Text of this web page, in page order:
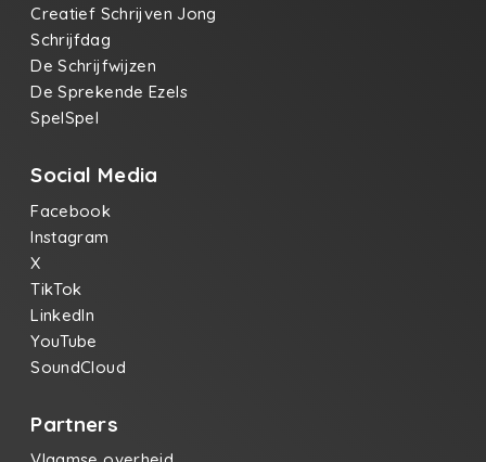
Creatief Schrijven Jong
Schrijfdag
De Schrijfwijzen
De Sprekende Ezels
SpelSpel
Social Media
Facebook
Instagram
X
TikTok
LinkedIn
YouTube
SoundCloud
Partners